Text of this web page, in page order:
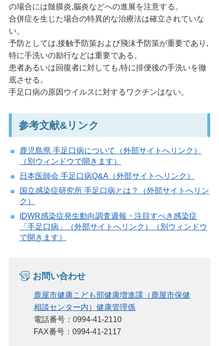
の場合には髄膜炎,脳炎などへの進展を注意する。
合併症を生じた場合の特異的な治療法は確立されていな
い。
予防としては,接触予防策および飛沫予防策が重要であり,
特に手洗いの励行などは重要である。
患者あるいは回復者に対しても,特に排便後の手洗いを徹
底させる。
手足口病の原因ウイルスに対するワクチンはない。
参考文献&リンク
鹿児島県 手足口病について（外部サイトへリンク）
（別ウィンドウで開きます）
日本医師会 手足口病Q&A（外部サイトへリンク）
国立感染症研究所 手足口病とは？（外部サイトへリン
ク）
IDWR感染症発生動向調査週報・注目すべき感染症
「手足口病」（外部サイトへリンク）（別ウィンドウ
で開きます）
お問い合わせ
鹿屋市健康こども部健康増進課（鹿屋市保健
相談センター内）健康管理係
電話番号：0994-41-2110
FAX番号：0994-41-2117